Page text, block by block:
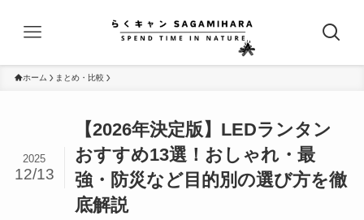
ホーム まとめ・比較
【2026年決定版】LEDランタン
おすすめ13選！おしゃれ・最
強・防災など目的別の選び方を徹
底解説
2025
12/13